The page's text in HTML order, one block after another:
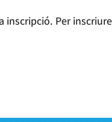
inscripció. Per